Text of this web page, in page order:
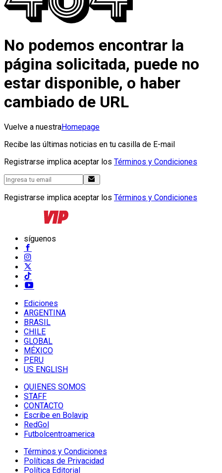
No podemos encontrar la
página solicitada, puede no
estar disponible, o haber
cambiado de URL
Vuelve a nuestraHomepage
Recibe las últimas noticias en tu casilla de E-mail
Registrarse implica aceptar los Términos y Condiciones
Registrarse implica aceptar los Términos y Condiciones
síguenos
Ediciones
ARGENTINA
BRASIL
CHILE
GLOBAL
MÉXICO
PERU
US ENGLISH
QUIENES SOMOS
STAFF
CONTACTO
Escribe en Bolavip
RedGol
Futbolcentroamerica
Términos y Condiciones
Políticas de Privacidad
Política Editorial